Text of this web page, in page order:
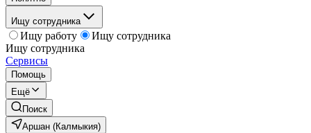
Ищу сотрудника
Ищу работу
Ищу сотрудника
Ищу сотрудника
Сервисы
Помощь
Ещё
Поиск
Аршан (Калмыкия)